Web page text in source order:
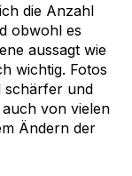
die Anzahl
obwohl es
aussagt wie
wichtig. Fotos
schärfer und
von vielen
Ändern der